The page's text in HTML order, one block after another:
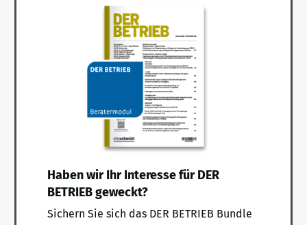
Haben wir Ihr Interesse für DER
BETRIEB geweckt?
Sichern Sie sich das DER BETRIEB Bundle